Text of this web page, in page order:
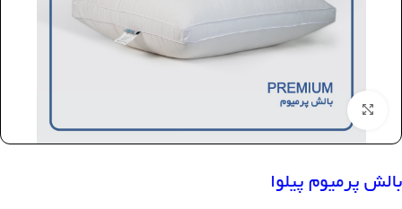
بزرگنمایی تصویر
بالش پرمیوم پیلوا